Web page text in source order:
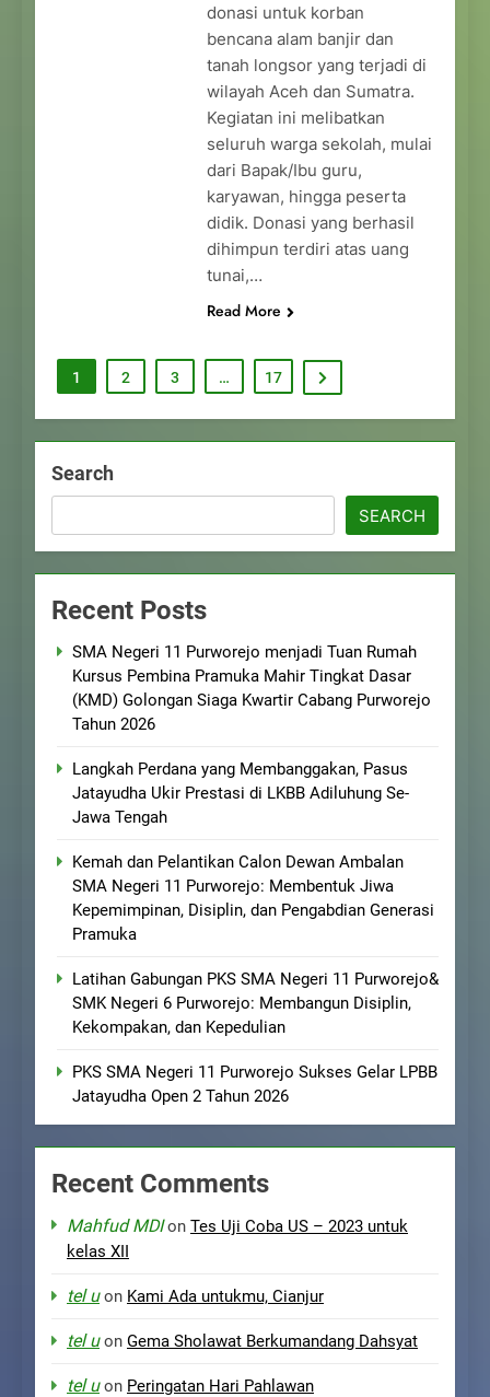
donasi untuk korban
bencana alam banjir dan
tanah longsor yang terjadi di
wilayah Aceh dan Sumatra.
Kegiatan ini melibatkan
seluruh warga sekolah, mulai
dari Bapak/Ibu guru,
karyawan, hingga peserta
didik. Donasi yang berhasil
dihimpun terdiri atas uang
tunai,…
Read More
1 2 3 … 17
Search
SEARCH
Recent Posts
SMA Negeri 11 Purworejo menjadi Tuan Rumah
Kursus Pembina Pramuka Mahir Tingkat Dasar
(KMD) Golongan Siaga Kwartir Cabang Purworejo
Tahun 2026
Langkah Perdana yang Membanggakan, Pasus
Jatayudha Ukir Prestasi di LKBB Adiluhung Se-
Jawa Tengah
Kemah dan Pelantikan Calon Dewan Ambalan
SMA Negeri 11 Purworejo: Membentuk Jiwa
Kepemimpinan, Disiplin, dan Pengabdian Generasi
Pramuka
Latihan Gabungan PKS SMA Negeri 11 Purworejo&
SMK Negeri 6 Purworejo: Membangun Disiplin,
Kekompakan, dan Kepedulian
PKS SMA Negeri 11 Purworejo Sukses Gelar LPBB
Jatayudha Open 2 Tahun 2026
Recent Comments
Mahfud MDIon Tes Uji Coba US – 2023 untuk
kelas XII
tel uon Kami Ada untukmu, Cianjur
tel uon Gema Sholawat Berkumandang Dahsyat
tel uon Peringatan Hari Pahlawan